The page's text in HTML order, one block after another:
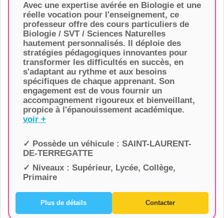
Avec une expertise avérée en Biologie et une
réelle vocation pour l'enseignement, ce
professeur offre des cours particuliers de
Biologie / SVT / Sciences Naturelles
hautement personnalisés. Il déploie des
stratégies pédagogiques innovantes pour
transformer les difficultés en succès, en
s'adaptant au rythme et aux besoins
spécifiques de chaque apprenant. Son
engagement est de vous fournir un
accompagnement rigoureux et bienveillant,
propice à l'épanouissement académique.
voir +
✓ Possède un véhicule : SAINT-LAURENT-
DE-TERREGATTE
✓ Niveaux : Supérieur, Lycée, Collège,
Primaire
Plus de détails Contacter